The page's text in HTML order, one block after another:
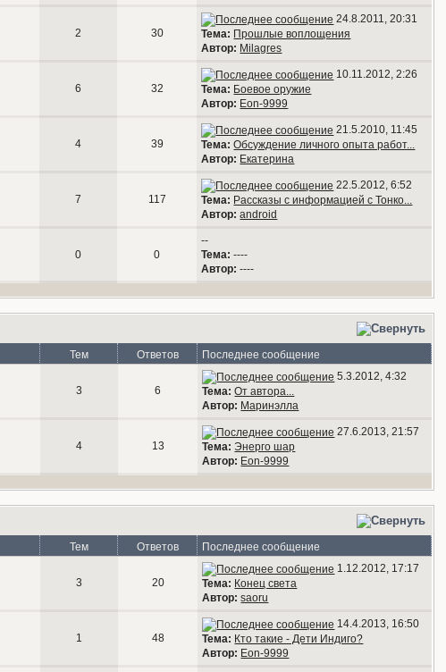
2 30
24.8.2011, 20:31
Тема: Прошлые воплощения
Автор: Milagres
6 32
10.11.2012, 2:26
Тема: Боевое оружие
Автор: Eon-9999
4 39
21.5.2010, 11:45
Тема: Обсуждение личного опыта работ...
Автор: Екатерина
7 117
22.5.2012, 6:52
Тема: Рассказы с информацией с Тонко...
Автор: android
0 0
--
Тема: ----
Автор: ----
Тем Ответов
Последнее сообщение
3 6
5.3.2012, 4:32
Тема: От автора...
Автор: Маринэлла
4 13
27.6.2013, 21:57
Тема: Энерго шар
Автор: Eon-9999
Тем Ответов Последнее сообщение
3 20
1.12.2012, 17:17
Тема: Конец света
Автор: saoru
1 48
14.4.2013, 16:50
Тема: Кто такие - Дети Индиго?
Автор: Eon-9999